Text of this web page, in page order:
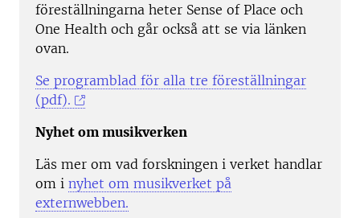
föreställningarna heter Sense of Place och
One Health och går också att se via länken
ovan.
Se programblad för alla tre föreställningar
(pdf).
Nyhet om musikverken
Läs mer om vad forskningen i verket handlar
om i nyhet om musikverket på
externwebben.